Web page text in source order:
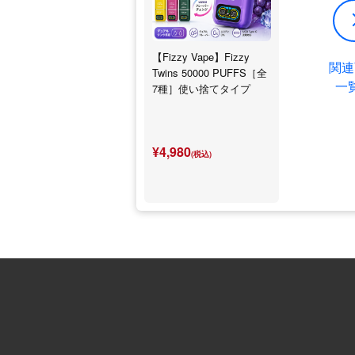
【Fizzy Vape】Fizzy
Twins 50000 PUFFS［全
7種］使い捨てタイプ
¥4,980(税込)
関
一